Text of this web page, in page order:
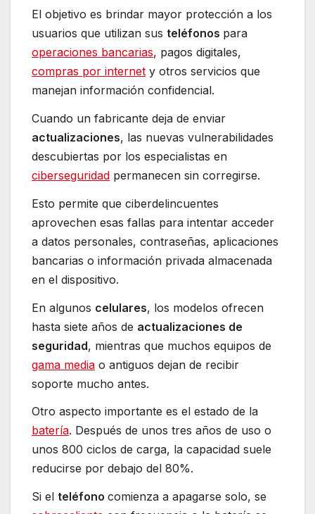
El objetivo es brindar mayor protección a los
usuarios que utilizan sus teléfonos para
operaciones bancarias, pagos digitales,
compras por internet y otros servicios que
manejan información confidencial.
Cuando un fabricante deja de enviar
actualizaciones, las nuevas vulnerabilidades
descubiertas por los especialistas en
ciberseguridad permanecen sin corregirse.
Esto permite que ciberdelincuentes
aprovechen esas fallas para intentar acceder
a datos personales, contraseñas, aplicaciones
bancarias o información privada almacenada
en el dispositivo.
En algunos celulares, los modelos ofrecen
hasta siete años de actualizaciones de
seguridad, mientras que muchos equipos de
gama media o antiguos dejan de recibir
soporte mucho antes.
Otro aspecto importante es el estado de la
batería. Después de unos tres años de uso o
unos 800 ciclos de carga, la capacidad suele
reducirse por debajo del 80%.
Si el teléfono comienza a apagarse solo, se